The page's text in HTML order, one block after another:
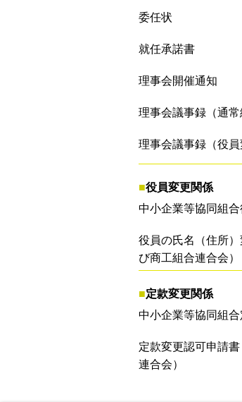
委任状
就任承諾書
理事会開催通知
理事会議事録（通常
理事会議事録（役員
■役員変更関係
中小企業等協同組
役員の氏名（住所
び商工組合連合会）
■定款変更関係
中小企業等協同組
定款変更認可申請
連合会）